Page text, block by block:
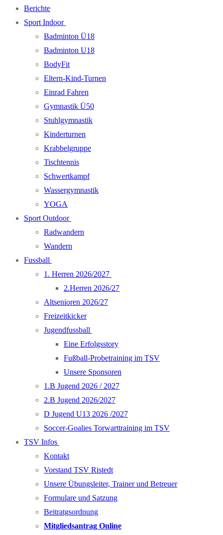
Berichte
Sport Indoor
Badminton Ü18
Badminton U18
BodyFit
Eltern-Kind-Turnen
Einrad Fahren
Gymnastik Ü50
Stuhlgymnastik
Kinderturnen
Krabbelgruppe
Tischtennis
Schwertkampf
Wassergymnastik
YOGA
Sport Outdoor
Radwandern
Wandern
Fussball
1. Herren 2026/2027
2.Herren 2026/27
Altsenioren 2026/27
Freizeitkicker
Jugendfussball
Eine Erfolgsstory
Fußball-Probetraining im TSV
Unsere Sponsoren
1.B Jugend 2026 / 2027
2.B Jugend 2026/2027
D Jugend U13 2026 /2027
Soccer-Goalies Torwarttraining im TSV
TSV Infos
Kontakt
Vorstand TSV Ristedt
Unsere Übungsleiter, Trainer und Betreuer
Formulare und Satzung
Beitratgsordnung
Mitgliedsantrag Online